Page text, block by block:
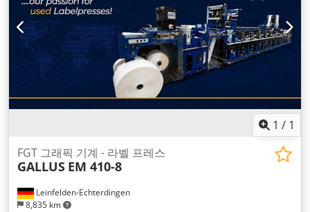
1 / 1
Leinfelden-Echterdingen
8,835 km
FGT 그래픽 기계 - 라벨 프레스
GALLUS EM 410-8